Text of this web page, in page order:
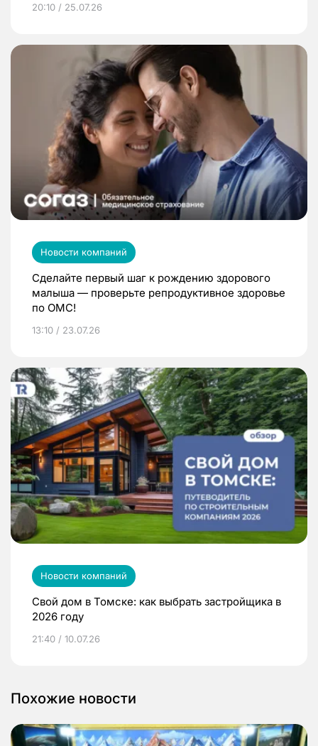
20:10 / 25.07.26
Новости компаний
Сделайте первый шаг к рождению здорового
малыша — проверьте репродуктивное здоровье
по ОМС!
13:10 / 23.07.26
Новости компаний
Свой дом в Томске: как выбрать застройщика в
2026 году
21:40 / 10.07.26
Похожие новости